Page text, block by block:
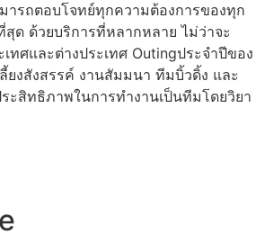
ารถตอบโจทย์ทุกความต้องการของทุก
สุด ด้วยบริการที่หลากหลาย ไม่ว่าจะ
ทศและต่างประเทศ Outingประจำปีของ
ยงสังสรรค์ งานสัมมนา ทีมบิ้วดิ้ง และ
ะสิทธิภาพในการทำงานเป็นทีมโดยวิยา